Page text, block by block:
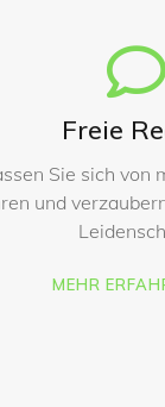
Freie
Sie sich von
und
MEHR